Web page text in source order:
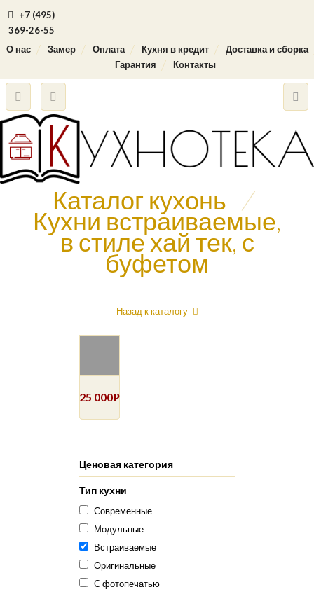
+7 (495)
369-26-55
О нас
Замер Оплата Кухня в кредит
Доставка и сборка
Гарантия
Контакты
Каталог кухонь /
Кухни встраиваемые,
в стиле хай тек, с
буфетом
Назад к каталогу
25 000Р
Ценовая категория
Тип кухни
Современные
Модульные
Встраиваемые
Оригинальные
С фотопечатью